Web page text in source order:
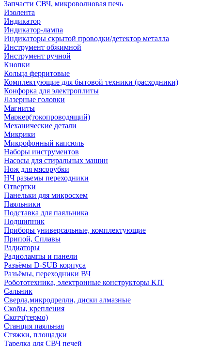
Запчасти СВЧ, микроволновая печь
Изолента
Индикатор
Индикатор-лампа
Индикаторы скрытой проводки/детектор металла
Инструмент обжимной
Инструмент ручной
Кнопки
Кольца ферритовые
Комплектующие для бытовой техники (расходники)
Конфорка для электроплиты
Лазерные головки
Магниты
Маркер(токопроводящий)
Механические детали
Микрики
Микрофонный капсюль
Наборы инструментов
Насосы для стиральных машин
Нож для мясорубки
НЧ разьемы переходники
Отвертки
Панельки для микросхем
Паяльники
Подставка для паяльника
Подшипник
Приборы универсальные, комплектующие
Припой, Сплавы
Радиаторы
Радиолампы и панели
Разъёмы D-SUB корпуса
Разъёмы, переходники ВЧ
Робототехника, электронные конструкторы KIT
Сальник
Сверла,микродрелли, диски алмазные
Скобы, крепления
Скотч(термо)
Станция паяльная
Стяжки, площадки
Тарелка для СВЧ печей